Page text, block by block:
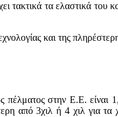
τα ελαστικά του
και της
στην Ε.Ε. είναι
3χιλ ή 4 χιλ για τα